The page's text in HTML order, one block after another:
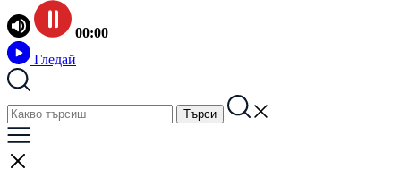
00:00
Гледай